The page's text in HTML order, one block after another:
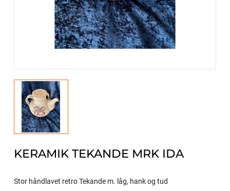
KERAMIK TEKANDE MRK IDA
Stor håndlavet retro Tekande m. låg, hank og tud